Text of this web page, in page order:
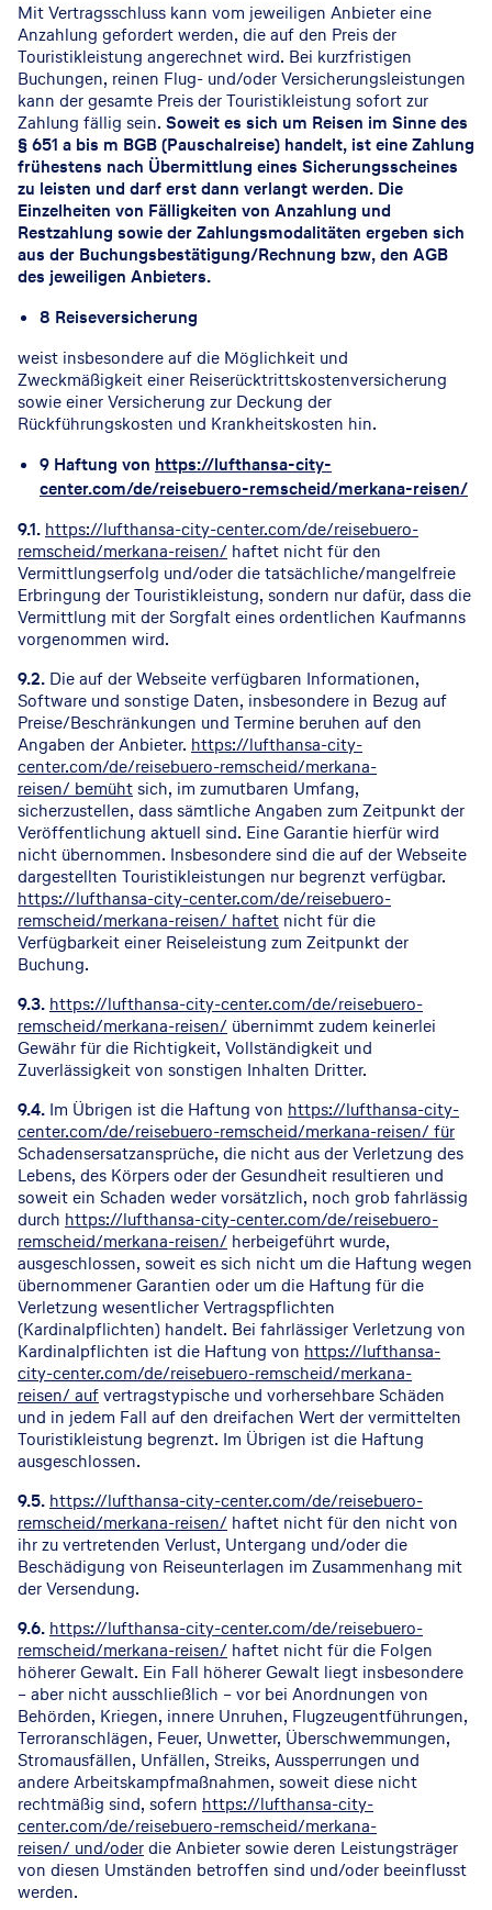
Mit Vertragsschluss kann vom jeweiligen Anbieter eine
Anzahlung gefordert werden, die auf den Preis der
Touristikleistung angerechnet wird. Bei kurzfristigen
Buchungen, reinen Flug- und/oder Versicherungsleistungen
kann der gesamte Preis der Touristikleistung sofort zur
Zahlung fällig sein. Soweit es sich um Reisen im Sinne des
§ 651 a bis m BGB (Pauschalreise) handelt, ist eine Zahlung
frühestens nach Übermittlung eines Sicherungsscheines
zu leisten und darf erst dann verlangt werden. Die
Einzelheiten von Fälligkeiten von Anzahlung und
Restzahlung sowie der Zahlungsmodalitäten ergeben sich
aus der Buchungsbestätigung/Rechnung bzw, den AGB
des jeweiligen Anbieters.
8 Reiseversicherung
weist insbesondere auf die Möglichkeit und
Zweckmäßigkeit einer Reiserücktrittskostenversicherung
sowie einer Versicherung zur Deckung der
Rückführungskosten und Krankheitskosten hin.
9 Haftung von https://lufthansa-city-
center.com/de/reisebuero-remscheid/merkana-reisen/
9.1. https://lufthansa-city-center.com/de/reisebuero-
remscheid/merkana-reisen/ haftet nicht für den
Vermittlungserfolg und/oder die tatsächliche/mangelfreie
Erbringung der Touristikleistung, sondern nur dafür, dass die
Vermittlung mit der Sorgfalt eines ordentlichen Kaufmanns
vorgenommen wird.
9.2. Die auf der Webseite verfügbaren Informationen,
Software und sonstige Daten, insbesondere in Bezug auf
Preise/Beschränkungen und Termine beruhen auf den
Angaben der Anbieter. https://lufthansa-city-
center.com/de/reisebuero-remscheid/merkana-
reisen/ bemühtsich, im zumutbaren Umfang,
sicherzustellen, dass sämtliche Angaben zum Zeitpunkt der
Veröffentlichung aktuell sind. Eine Garantie hierfür wird
nicht übernommen. Insbesondere sind die auf der Webseite
dargestellten Touristikleistungen nur begrenzt verfügbar.
https://lufthansa-city-center.com/de/reisebuero-
remscheid/merkana-reisen/ haftet nicht für die
Verfügbarkeit einer Reiseleistung zum Zeitpunkt der
Buchung.
9.3. https://lufthansa-city-center.com/de/reisebuero-
remscheid/merkana-reisen/ übernimmt zudem keinerlei
Gewähr für die Richtigkeit, Vollständigkeit und
Zuverlässigkeit von sonstigen Inhalten Dritter.
9.4. Im Übrigen ist die Haftung von https://lufthansa-city-
center.com/de/reisebuero-remscheid/merkana-reisen/ für
Schadensersatzansprüche, die nicht aus der Verletzung des
Lebens, des Körpers oder der Gesundheit resultieren und
soweit ein Schaden weder vorsätzlich, noch grob fahrlässig
durch https://lufthansa-city-center.com/de/reisebuero-
remscheid/merkana-reisen/ herbeigeführt wurde,
ausgeschlossen, soweit es sich nicht um die Haftung wegen
übernommener Garantien oder um die Haftung für die
Verletzung wesentlicher Vertragspflichten
(Kardinalpflichten) handelt. Bei fahrlässiger Verletzung von
Kardinalpflichten ist die Haftung von https://lufthansa-
city-center.com/de/reisebuero-remscheid/merkana-
reisen/ aufvertragstypische und vorhersehbare Schäden
und in jedem Fall auf den dreifachen Wert der vermittelten
Touristikleistung begrenzt. Im Übrigen ist die Haftung
ausgeschlossen.
9.5. https://lufthansa-city-center.com/de/reisebuero-
remscheid/merkana-reisen/ haftet nicht für den nicht von
ihr zu vertretenden Verlust, Untergang und/oder die
Beschädigung von Reiseunterlagen im Zusammenhang mit
der Versendung.
9.6. https://lufthansa-city-center.com/de/reisebuero-
remscheid/merkana-reisen/ haftet nicht für die Folgen
höherer Gewalt. Ein Fall höherer Gewalt liegt insbesondere
– aber nicht ausschließlich – vor bei Anordnungen von
Behörden, Kriegen, innere Unruhen, Flugzeugentführungen,
Terroranschlägen, Feuer, Unwetter, Überschwemmungen,
Stromausfällen, Unfällen, Streiks, Aussperrungen und
andere Arbeitskampfmaßnahmen, soweit diese nicht
rechtmäßig sind, sofern https://lufthansa-city-
center.com/de/reisebuero-remscheid/merkana-
reisen/ und/oderdie Anbieter sowie deren Leistungsträger
von diesen Umständen betroffen sind und/oder beeinflusst
werden.